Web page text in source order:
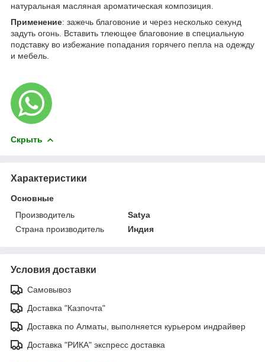
натуральная масляная ароматическая композиция.
Применение: зажечь благовоние и через несколько секунд
задуть огонь. Вставить тлеющее благовоние в специальную
подставку во избежание попадания горячего пепла на одежду
и мебель.
Скрыть
Характеристики
Основные
Производитель
Satya
Страна производитель
Индия
Условия доставки
Самовывоз
Доставка "Казпочта"
Доставка по Алматы, выполняется курьером индрайвер
Доставка "РИКА" экспресс доставка